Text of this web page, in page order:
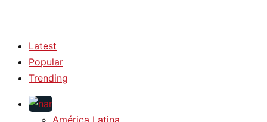
Latest
Popular
Trending